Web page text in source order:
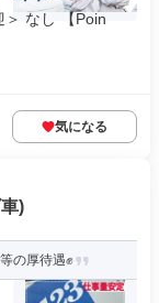
なし 【Poin
気になる
)
の厚待遇✊